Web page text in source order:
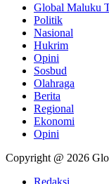
Global Maluku
Politik
Nasional
Hukrim
Opini
Sosbud
Olahraga
Berita
Regional
Ekonomi
Opini
Copyright @ 2026
Redaksi